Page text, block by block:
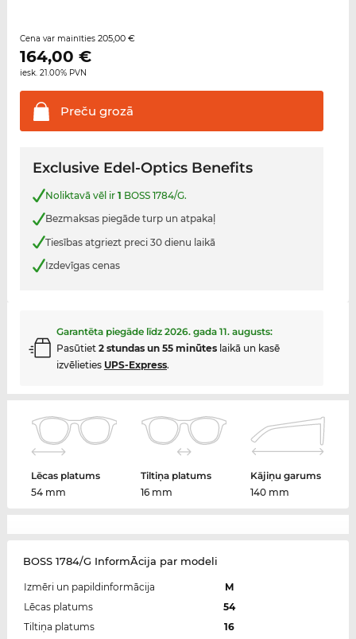
Cena var mainīties 205,00 €
164,00 €
iesk. 21.00% PVN
Preču grozā
Exclusive Edel-Optics Benefits
Noliktavā vēl ir 1 BOSS 1784/G.
Bezmaksas piegāde turp un atpakaļ
Tiesības atgriezt preci 30 dienu laikā
Izdevīgas cenas
Garantēta piegāde līdz 2026. gada 11. augusts:
Pasūtiet 2 stundas un 55 minūteslaikā un kasē
izvēlieties UPS-Express.
Lēcas platums
54 mm
Tiltiņa platums
16 mm
Kājiņu garums
140 mm
BOSS 1784/G InformĀcija par modeli
Izmēri un papildinformācija
M
Lēcas platums
54
Tiltiņa platums
16